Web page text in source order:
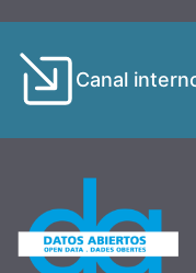
Canal